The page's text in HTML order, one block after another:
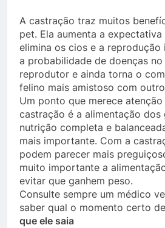
A castração traz muitos
pet. Ela aumenta a
elimina os cios e a reprodução
a probabilidade de doenças no
reprodutor e ainda torna o
felino mais amistoso com
Um ponto que merece
castração é a alimentação dos
nutrição completa e
mais importante. Com a
podem parecer mais
muito importante a
evitar que ganhem peso.
Consulte sempre um médico
saber qual o momento certo
que ele saia